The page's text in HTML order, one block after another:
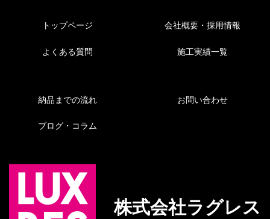
トップページ
よくある質問
会社概要・採用情報
施工実績一覧
納品までの流れ
ブログ・コラム
お問い合わせ
株式会社ラグレス